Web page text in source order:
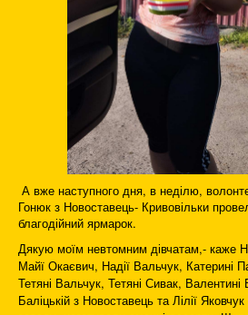
А вже наступного дня, в неділю,
Гонюк з Новоставець- Кривовільки
благодійний ярмарок.
Дякую моїм невтомним дівчатам,- каже
Майї Окаєвич, Надії Вальчук, Катерині
Тетяні Вальчук, Тетяні Сивак,
Баліцькій з Новоставець та Лілії